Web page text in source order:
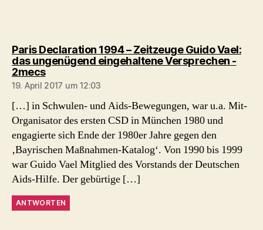
Paris Declaration 1994 – Zeitzeuge Guido Vael:
das ungenügend eingehaltene Versprechen -
2mecssagt:
19. April 2017 um 12:03
[…] in Schwulen- und Aids-Bewegungen, war u.a. Mit-
Organisator des ersten CSD in München 1980 und
engagierte sich Ende der 1980er Jahre gegen den
‚Bayrischen Maßnahmen-Katalog‘. Von 1990 bis 1999
war Guido Vael Mitglied des Vorstands der Deutschen
Aids-Hilfe. Der gebürtige […]
ANTWORTEN